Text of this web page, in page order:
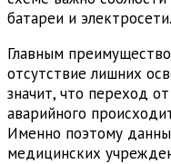
батареи и электросети.
Главным
отсутствие лишних
значит, что переход
аварийного
Именно поэтому
медицинских